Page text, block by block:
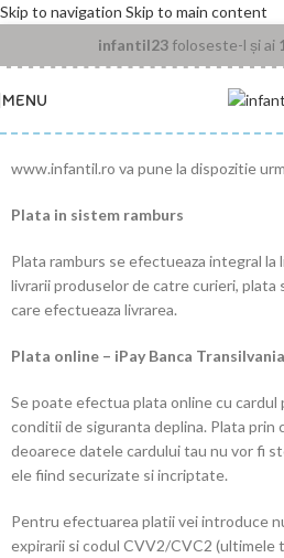
Skip to navigation Skip to main content
infantil23 foloseste-l și ai
MENU
www.infantil.ro va pune la dispozitie
Plata in sistem ramburs
Plata ramburs se efectueaza integral la
livrarii produselor de catre curieri, plata
care efectueaza livrarea.
Plata online – iPay Banca Transilvania
Se poate efectua plata online cu cardul
conditii de siguranta deplina. Plata prin
deoarece datele cardului tau nu vor fi
ele fiind securizate si incriptate.
Pentru efectuarea platii vei introduce
expirarii si codul CVV2/CVC2